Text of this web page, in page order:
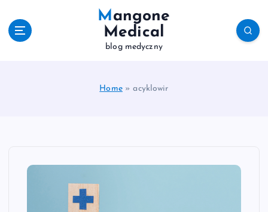
Mangone
Medical
blog medyczny
Home»acyklowir